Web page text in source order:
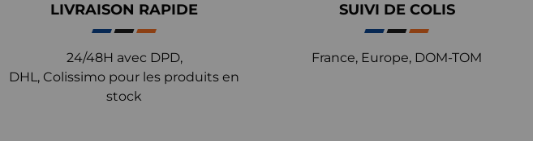
LIVRAISON RAPIDE
24/48H avec DPD,
DHL, Colissimo pour les produits en
stock
SUIVI DE COLIS
France, Europe, DOM-TOM